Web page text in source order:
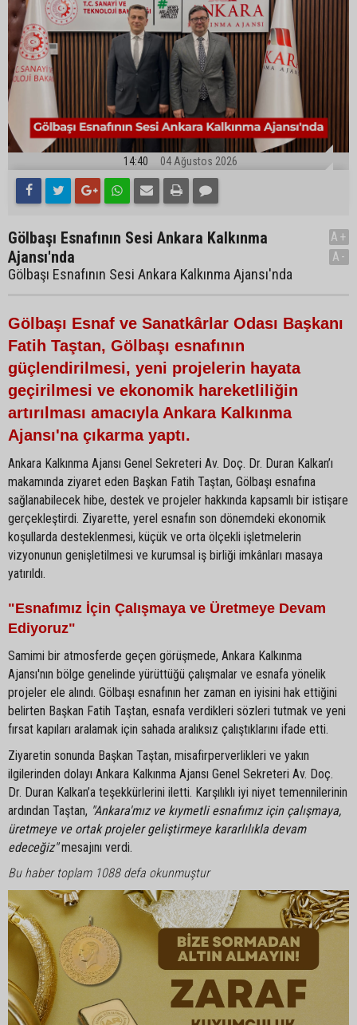
14:40 04 Ağustos 2026
Gölbaşı Esnafının Sesi Ankara Kalkınma
Ajansı'nda
Gölbaşı Esnafının Sesi Ankara Kalkınma Ajansı'nda
A+
A-
Gölbaşı Esnaf ve Sanatkârlar Odası Başkanı
Fatih Taştan, Gölbaşı esnafının
güçlendirilmesi, yeni projelerin hayata
geçirilmesi ve ekonomik hareketliliğin
artırılması amacıyla Ankara Kalkınma
Ajansı'na çıkarma yaptı.
Ankara Kalkınma Ajansı Genel Sekreteri Av. Doç. Dr. Duran Kalkan’ı
makamında ziyaret eden Başkan Fatih Taştan, Gölbaşı esnafına
sağlanabilecek hibe, destek ve projeler hakkında kapsamlı bir istişare
gerçekleştirdi. Ziyarette, yerel esnafın son dönemdeki ekonomik
koşullarda desteklenmesi, küçük ve orta ölçekli işletmelerin
vizyonunun genişletilmesi ve kurumsal iş birliği imkânları masaya
yatırıldı.
"Esnafımız İçin Çalışmaya ve Üretmeye Devam
Ediyoruz"
Samimi bir atmosferde geçen görüşmede, Ankara Kalkınma
Ajansı'nın bölge genelinde yürüttüğü çalışmalar ve esnafa yönelik
projeler ele alındı. Gölbaşı esnafının her zaman en iyisini hak ettiğini
belirten Başkan Fatih Taştan, esnafa verdikleri sözleri tutmak ve yeni
fırsat kapıları aralamak için sahada aralıksız çalıştıklarını ifade etti.
Ziyaretin sonunda Başkan Taştan, misafirperverlikleri ve yakın
ilgilerinden dolayı Ankara Kalkınma Ajansı Genel Sekreteri Av. Doç.
Dr. Duran Kalkan’a teşekkürlerini iletti. Karşılıklı iyi niyet temennilerinin
ardından Taştan, "Ankara'mız ve kıymetli esnafımız için çalışmaya,
üretmeye ve ortak projeler geliştirmeye kararlılıkla devam
edeceğiz"mesajını verdi.
Bu haber toplam 1088 defa okunmuştur